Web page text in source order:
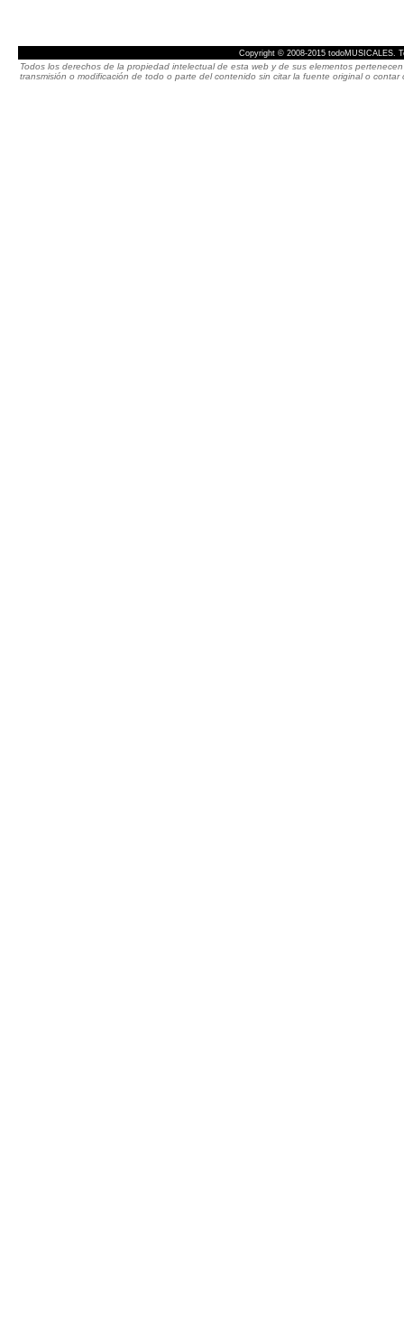
Copyright © 2008-2015 todoMUSICALES.
Todos los derechos de la propiedad intelectual de esta web y de sus elementos
transmisión o modificación de todo o parte del contenido sin citar la fuente original o